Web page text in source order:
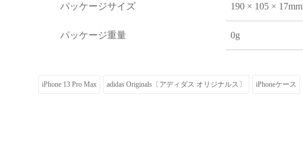
パッケージサイズ 190 × 105 × 17mm
パッケージ重量 0g
iPhone 13 Pro Max adidas Originals〔アディダス オリジナルス〕 iPhoneケース